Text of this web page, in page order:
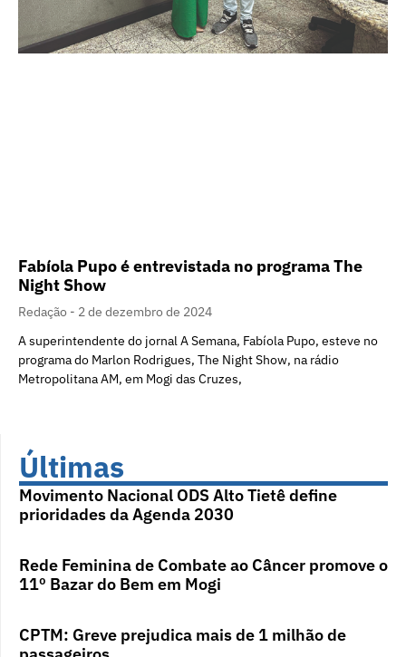
Fabíola Pupo é entrevistada no programa The
Night Show
Redação
2 de dezembro de 2024
A superintendente do jornal A Semana, Fabíola Pupo, esteve no
programa do Marlon Rodrigues, The Night Show, na rádio
Metropolitana AM, em Mogi das Cruzes,
Últimas
Movimento Nacional ODS Alto Tietê define
prioridades da Agenda 2030
Rede Feminina de Combate ao Câncer promove o
11º Bazar do Bem em Mogi
CPTM: Greve prejudica mais de 1 milhão de